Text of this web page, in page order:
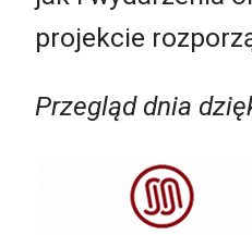
projekcie
Przegląd dnia